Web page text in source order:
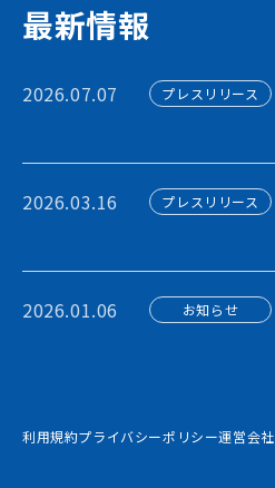
最新情報
2026.07.07 プレスリリース
2026.03.16 プレスリリース
2026.01.06 お知らせ
利用規約プライバシーポリシー運営会社